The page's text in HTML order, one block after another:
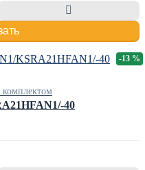
40
-13 %